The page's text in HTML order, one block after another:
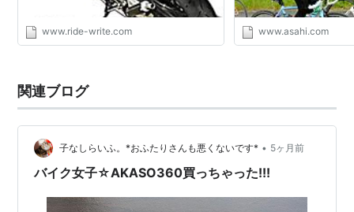
www.ride-write.com www.asahi.com
関連ブログ
子なしらいふ。*おふたりさんも悪くないです* • 5ヶ月前
バイク女子☆AKASO360買っちゃった!!!